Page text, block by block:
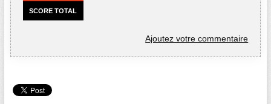
SCORE TOTAL
Ajoutez votre commentaire